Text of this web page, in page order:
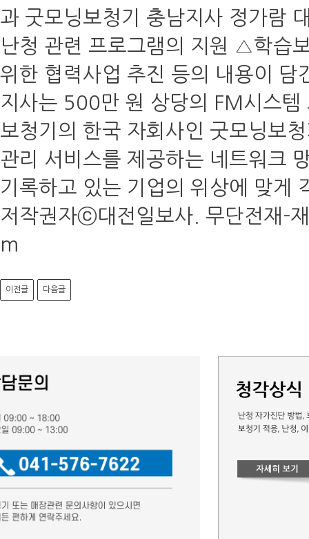
과 굿모닝보청기 충남지사 정가람
난청 관련 프로그램의 지원 △학습
위한 협력사업 추진 등의 내용이 담
지사는 500만 원 상당의 FM시스
보청기의 한국 자회사인 굿모닝보
관리 서비스를 제공하는 네트워크
기록하고 있는 기업의 위상에 맞게
저작권자ⓒ대전일보사. 무단전재-
m
이전글 다음글